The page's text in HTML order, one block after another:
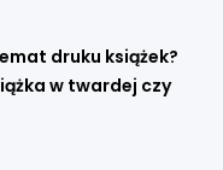
druku książek?
w twardej czy